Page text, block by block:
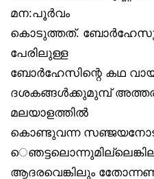
മന:പൂർവം
കൊടുത്തത്.
പേരിലുള്ള
ബോർഹേസിന്റെ കഥ
ദശകങ്ങൾക്കുമുമ്പ്
മലയാളത്തിൽ
കൊണ്ടുവന്ന
ആദരവെങ്കിലും